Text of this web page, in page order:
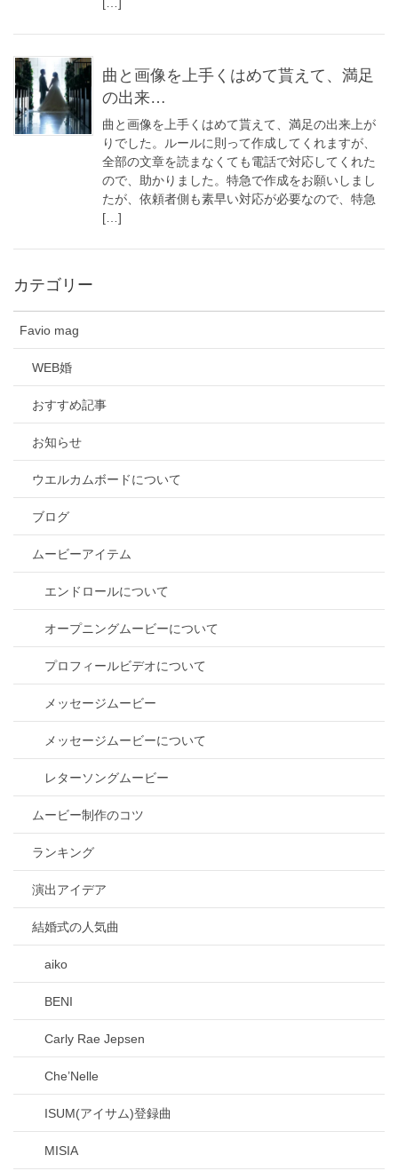
曲と画像を上手くはめて貰えて、満足
の出来…
曲と画像を上手くはめて貰えて、満足の出来上が
りでした。ルールに則って作成してくれますが、
全部の文章を読まなくても電話で対応してくれた
ので、助かりました。特急で作成をお願いしまし
たが、依頼者側も素早い対応が必要なので、特急
[…]
カテゴリー
Favio mag
WEB婚
おすすめ記事
お知らせ
ウエルカムボードについて
ブログ
ムービーアイテム
エンドロールについて
オープニングムービーについて
プロフィールビデオについて
メッセージムービー
メッセージムービーについて
レターソングムービー
ムービー制作のコツ
ランキング
演出アイデア
結婚式の人気曲
aiko
BENI
Carly Rae Jepsen
Che’Nelle
ISUM(アイサム)登録曲
MISIA